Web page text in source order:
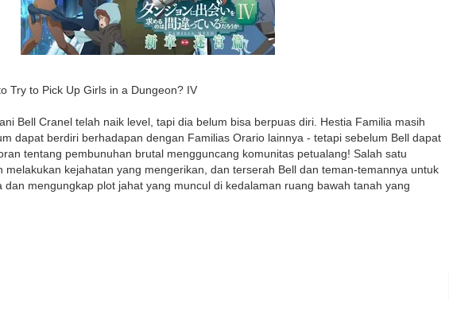
Try to Pick Up Girls in a Dungeon? IV
Bell Cranel telah naik level, tapi dia belum bisa berpuas diri. Hestia Familia masih
dapat berdiri berhadapan dengan Familias Orario lainnya - tetapi sebelum Bell dapat
tentang pembunuhan brutal mengguncang komunitas petualang! Salah satu
melakukan kejahatan yang mengerikan, dan terserah Bell dan teman-temannya untuk
dan mengungkap plot jahat yang muncul di kedalaman ruang bawah tanah yang